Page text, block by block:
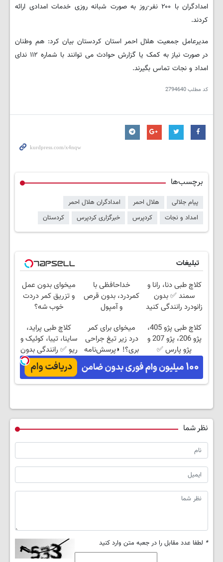
امدادگران با ۲۰۰ نفر-روز به صورت شبانه روزی خدمات امدادی ارائه
کردند.
مدیرعامل جمعیت هلال احمر استان کردستان بیان کرد: هم وطنان
در صورت نیاز به کمک یا گزارش حوادث می توانند با شماره ۱۱۲ ندای
امداد و نجات تماس بگیرند.
کد مطلب2794640
برچسب‌ها
پیام جلالی هلال احمر
امدادگران هلال احمر
امداد و نجات
کردپرس خبرگزاری کردپرس کردستان
تبلیغات
کلاچ طبی دنا، رانا و
سمند ✅ بدون
زانودرد رانندگی کنید
خداحافظی با
کمردرد، بدون قرص
و آمپول
میخوای بدون عمل
و تزریق کمر دردت
خوب شه؟
پرکن
کلاچ طبی پژو 405،
پژو 206، پژو 207 و
پژو پارس ✅
خداحافظی با زانودرد
میخوای برای کمر
درد زیر تیغ جراحی
بری؟! ◗پرسش‌نامه
رو پر کن◖
کلاچ طبی پراید،
ساینا، تیبا، کوئیک و
ریو ✅ رانندگی بدون
زانودرد
نظر شما
* لطفا عدد مقابل را در جعبه متن وارد کنید